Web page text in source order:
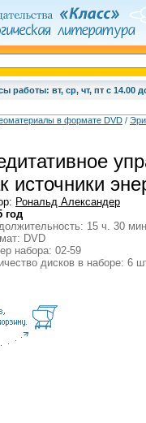
работы: вт, ср, чт, пт с 14.00
в формате DVD /
источники
Рональд Александер
год
15 ч. 30
DVD
набора: 02-59
дисков в наборе: 6